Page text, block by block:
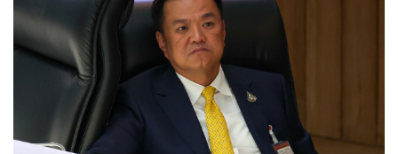
https://www.state.gov/reports/2021-trafficking-in-pers
ons-report/
https://www.mfa.go.th/th/content/tip2021?page=5d5b
d3c915e39c306002a907&menu=5d5bd3c915e39c3
06002a909